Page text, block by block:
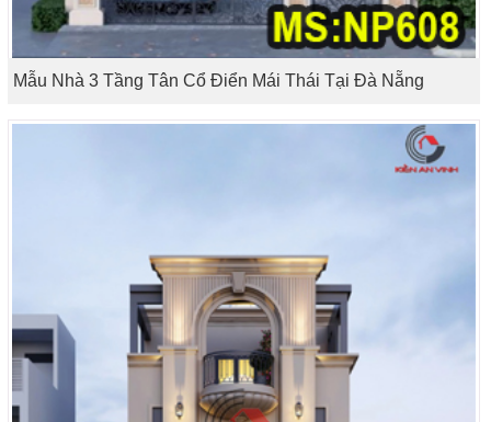
Mẫu Nhà 3 Tầng Tân Cổ Điển Mái Thái Tại Đà Nẵng